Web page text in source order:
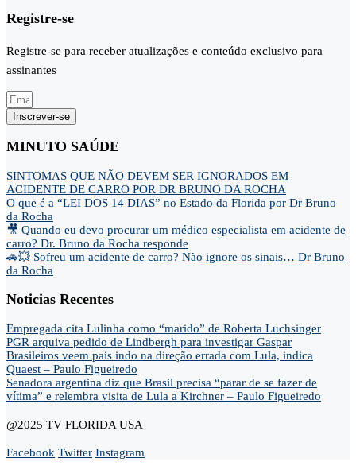
Registre-se
Registre-se para receber atualizações e conteúdo exclusivo para
assinantes
Inscrever-se
MINUTO SAÚDE
SINTOMAS QUE NÃO DEVEM SER IGNORADOS EM
ACIDENTE DE CARRO POR DR BRUNO DA ROCHA
O que é a “LEI DOS 14 DIAS” no Estado da Florida por Dr Bruno
da Rocha
🎥 Quando eu devo procurar um médico especialista em acidente de
carro? Dr. Bruno da Rocha responde
🚗💥 Sofreu um acidente de carro? Não ignore os sinais… Dr Bruno
da Rocha
Noticias Recentes
Empregada cita Lulinha como “marido” de Roberta Luchsinger
PGR arquiva pedido de Lindbergh para investigar Gaspar
Brasileiros veem país indo na direção errada com Lula, indica
Quaest – Paulo Figueiredo
Senadora argentina diz que Brasil precisa “parar de se fazer de
vítima” e relembra visita de Lula a Kirchner – Paulo Figueiredo
@2025 TV FLORIDA USA
Facebook Twitter Instagram